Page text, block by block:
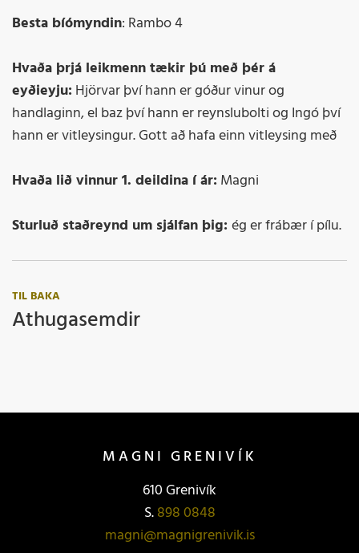
Besta bíómyndin: Rambo 4
Hvaða þrjá leikmenn tækir þú með þér á
eyðieyju: Hjörvar því hann er góður vinur og
handlaginn, el baz því hann er reynslubolti og Ingó því
hann er vitleysingur. Gott að hafa einn vitleysing með
Hvaða lið vinnur 1. deildina í ár: Magni
Sturluð staðreynd um sjálfan þig: ég er frábær í pílu.
TIL BAKA
Athugasemdir
MAGNI GRENIVÍK
610 Grenivík
S.898 0848
magni@magnigrenivik.is